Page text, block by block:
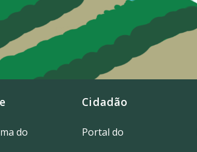
do
Cidadão
Portal do